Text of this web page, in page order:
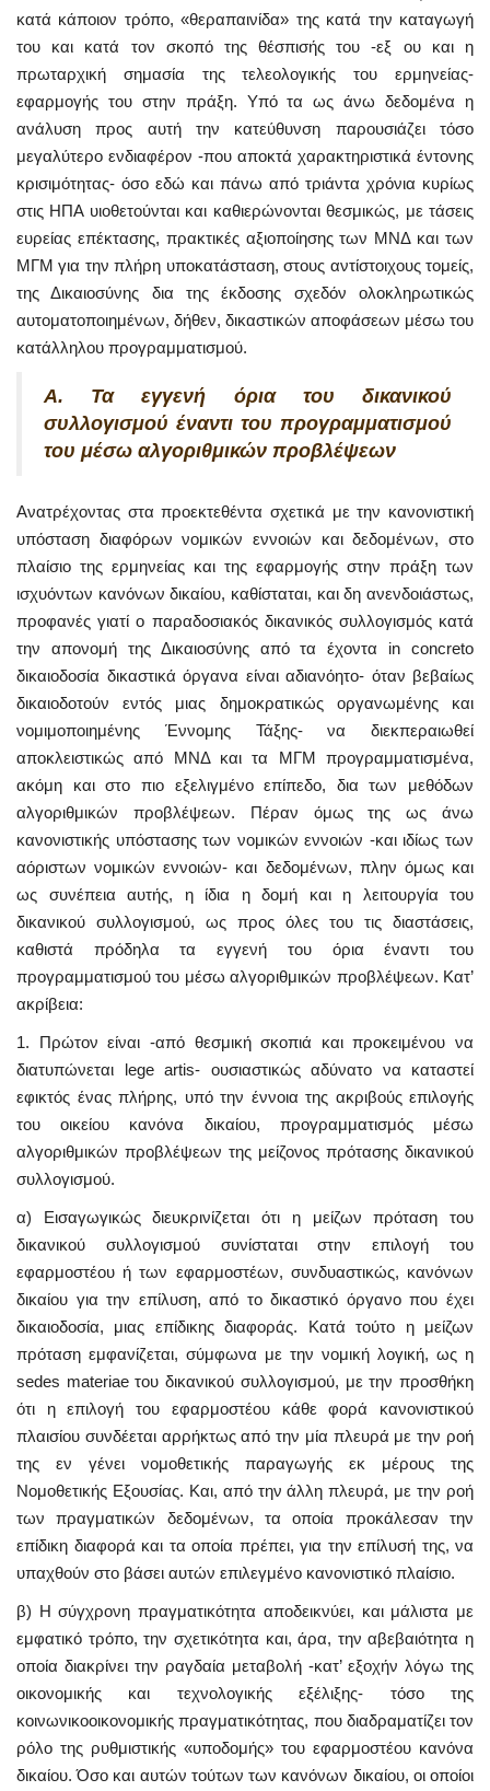
κατά κάποιον τρόπο, «θεραπαινίδα» της κατά την καταγωγή
του και κατά τον σκοπό της θέσπισής του -εξ ου και η
πρωταρχική σημασία της τελεολογικής του ερμηνείας-
εφαρμογής του στην πράξη. Υπό τα ως άνω δεδομένα η
ανάλυση προς αυτή την κατεύθυνση παρουσιάζει τόσο
μεγαλύτερο ενδιαφέρον -που αποκτά χαρακτηριστικά έντονης
κρισιμότητας- όσο εδώ και πάνω από τριάντα χρόνια κυρίως
στις ΗΠΑ υιοθετούνται και καθιερώνονται θεσμικώς, με τάσεις
ευρείας επέκτασης, πρακτικές αξιοποίησης των ΜΝΔ και των
ΜΓΜ για την πλήρη υποκατάσταση, στους αντίστοιχους τομείς,
της Δικαιοσύνης δια της έκδοσης σχεδόν ολοκληρωτικώς
αυτοματοποιημένων, δήθεν, δικαστικών αποφάσεων μέσω του
κατάλληλου προγραμματισμού.
Α. Τα εγγενή όρια του δικανικού
συλλογισμού έναντι του προγραμματισμού
του μέσω αλγοριθμικών προβλέψεων
Ανατρέχοντας στα προεκτεθέντα σχετικά με την κανονιστική
υπόσταση διαφόρων νομικών εννοιών και δεδομένων, στο
πλαίσιο της ερμηνείας και της εφαρμογής στην πράξη των
ισχυόντων κανόνων δικαίου, καθίσταται, και δη ανενδοιάστως,
προφανές γιατί ο παραδοσιακός δικανικός συλλογισμός κατά
την απονομή της Δικαιοσύνης από τα έχοντα in concreto
δικαιοδοσία δικαστικά όργανα είναι αδιανόητο- όταν βεβαίως
δικαιοδοτούν εντός μιας δημοκρατικώς οργανωμένης και
νομιμοποιημένης Έννομης Τάξης- να διεκπεραιωθεί
αποκλειστικώς από ΜΝΔ και τα ΜΓΜ προγραμματισμένα,
ακόμη και στο πιο εξελιγμένο επίπεδο, δια των μεθόδων
αλγοριθμικών προβλέψεων. Πέραν όμως της ως άνω
κανονιστικής υπόστασης των νομικών εννοιών -και ιδίως των
αόριστων νομικών εννοιών- και δεδομένων, πλην όμως και
ως συνέπεια αυτής, η ίδια η δομή και η λειτουργία του
δικανικού συλλογισμού, ως προς όλες του τις διαστάσεις,
καθιστά πρόδηλα τα εγγενή του όρια έναντι του
προγραμματισμού του μέσω αλγοριθμικών προβλέψεων. Κατ’
ακρίβεια:
1. Πρώτον είναι -από θεσμική σκοπιά και προκειμένου να
διατυπώνεται lege artis- ουσιαστικώς αδύνατο να καταστεί
εφικτός ένας πλήρης, υπό την έννοια της ακριβούς επιλογής
του οικείου κανόνα δικαίου, προγραμματισμός μέσω
αλγοριθμικών προβλέψεων της μείζονος πρότασης δικανικού
συλλογισμού.
α) Εισαγωγικώς διευκρινίζεται ότι η μείζων πρόταση του
δικανικού συλλογισμού συνίσταται στην επιλογή του
εφαρμοστέου ή των εφαρμοστέων, συνδυαστικώς, κανόνων
δικαίου για την επίλυση, από το δικαστικό όργανο που έχει
δικαιοδοσία, μιας επίδικης διαφοράς. Κατά τούτο η μείζων
πρόταση εμφανίζεται, σύμφωνα με την νομική λογική, ως η
sedes materiae του δικανικού συλλογισμού, με την προσθήκη
ότι η επιλογή του εφαρμοστέου κάθε φορά κανονιστικού
πλαισίου συνδέεται αρρήκτως από την μία πλευρά με την ροή
της εν γένει νομοθετικής παραγωγής εκ μέρους της
Νομοθετικής Εξουσίας. Και, από την άλλη πλευρά, με την ροή
των πραγματικών δεδομένων, τα οποία προκάλεσαν την
επίδικη διαφορά και τα οποία πρέπει, για την επίλυσή της, να
υπαχθούν στο βάσει αυτών επιλεγμένο κανονιστικό πλαίσιο.
β) Η σύγχρονη πραγματικότητα αποδεικνύει, και μάλιστα με
εμφατικό τρόπο, την σχετικότητα και, άρα, την αβεβαιότητα η
οποία διακρίνει την ραγδαία μεταβολή -κατ’ εξοχήν λόγω της
οικονομικής και τεχνολογικής εξέλιξης- τόσο της
κοινωνικοοικονομικής πραγματικότητας, που διαδραματίζει τον
ρόλο της ρυθμιστικής «υποδομής» του εφαρμοστέου κανόνα
δικαίου. Όσο και αυτών τούτων των κανόνων δικαίου, οι οποίοι